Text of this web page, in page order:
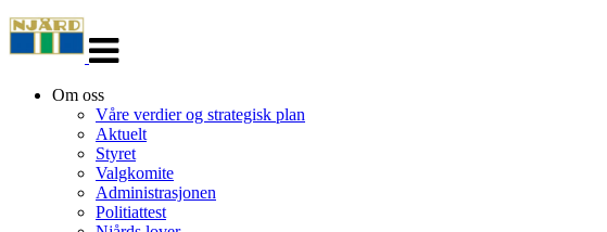
navigasjon
Om oss
Våre verdier og strategisk plan
Aktuelt
Styret
Valgkomite
Administrasjonen
Politiattest